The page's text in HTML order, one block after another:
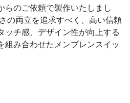
らのご依頼で製作いたしまし
の両立を追求すべく、高い信頼
ッチ感、デザイン性が向上する
組み合わせたメンブレンスイッ